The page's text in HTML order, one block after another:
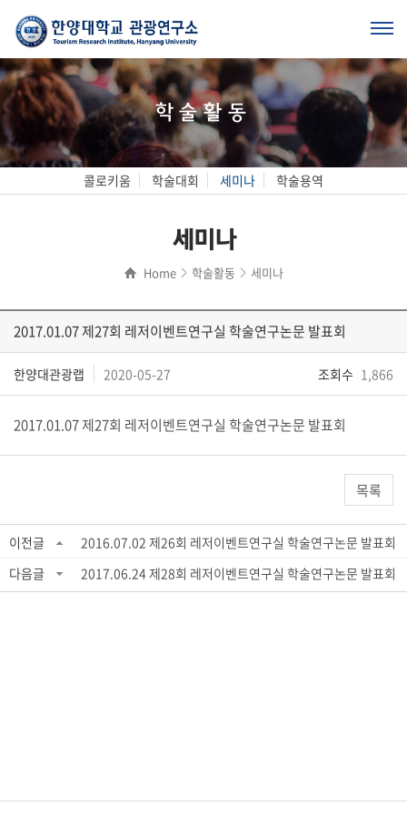
학술활동
콜로키움 학술대회 세미나 학술용역
세미나
Home 학술활동 세미나
2017.01.07 제27회 레저이벤트연구실 학술연구논문 발표회
한양대관광랩 2020-05-27 조회수 1,866
2017.01.07 제27회 레저이벤트연구실 학술연구논문 발표회
목록
이전글
2016.07.02 제26회 레저이벤트연구실 학술연구논문 발표회
다음글
2017.06.24 제28회 레저이벤트연구실 학술연구논문 발표회